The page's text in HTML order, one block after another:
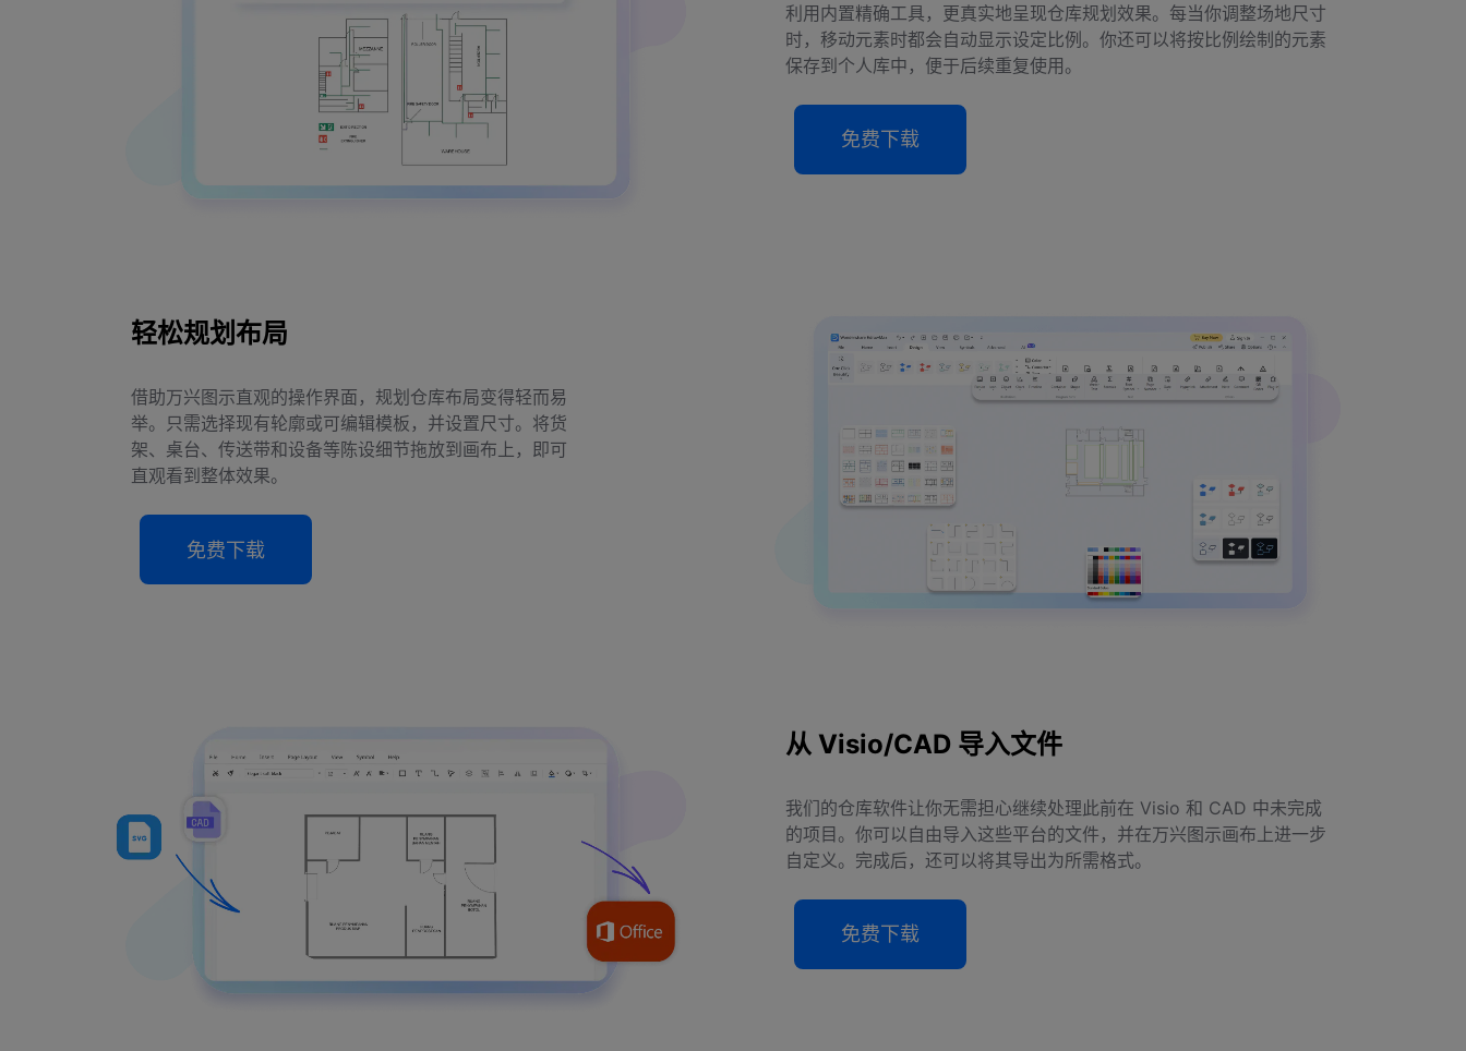
利用内置精确工具，更真实地呈现仓库规划效果。每当你调整场地尺寸
时，移动元素时都会自动显示设定比例。你还可以将按比例绘制的元素
保存到个人库中，便于后续重复使用。
免费下载
轻松规划布局
借助万兴图示直观的操作界面，规划仓库布局变得轻而易
举。只需选择现有轮廓或可编辑模板，并设置尺寸。将货
架、桌台、传送带和设备等陈设细节拖放到画布上，即可
直观看到整体效果。
免费下载
从 Visio/CAD 导入文件
我们的仓库软件让你无需担心继续处理此前在 Visio 和 CAD 中未完成
的项目。你可以自由导入这些平台的文件，并在万兴图示画布上进一步
自定义。完成后，还可以将其导出为所需格式。
免费下载